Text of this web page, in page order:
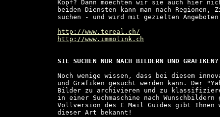
Kopf? Dann moechten wir sie auch hier
beiden Diensten kann man nach Regionen,
suchen - und wird mit gezielten
http://www.tereal.ch/
http://www.immolink.ch
SIE SUCHEN NUR NACH BILDERN UND GRAFIKEN?
Noch wenige wissen, dass bei diesem
und Grafiken gesucht werden kann. Der
Bilder zu archivieren und zu
in einer Suchmaschine nach Wunschbildern
Vollversion des E Mail Guides gibt
dieser Art bekannt!